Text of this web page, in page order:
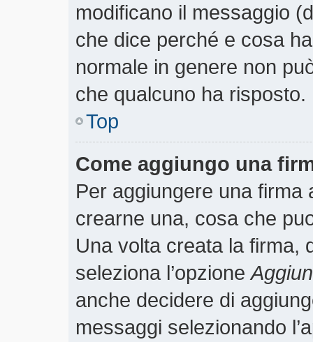
modificano il messaggio
che dice perché e cosa
normale in genere non
che qualcuno ha risposto.
Top
Come aggiungo una
Per aggiungere una
crearne una, cosa che
Una volta creata la firma,
seleziona l’opzione
anche decidere di
messaggi selezionando